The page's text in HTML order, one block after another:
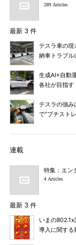
289 Articles
最新 3 件
テスラ車の
納車トラブル
生成AI×自動
各社が目指す
テスラの強
で“プチスト
連載
特集：エン
4 Articles
最新 3 件
いまの
導入に関する